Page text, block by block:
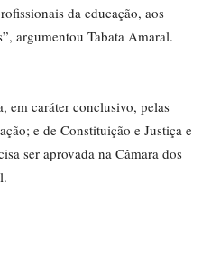
da educação, aos
argumentou Tabata Amaral.
em caráter conclusivo, pelas
e de Constituição e Justiça e
ser aprovada na Câmara dos